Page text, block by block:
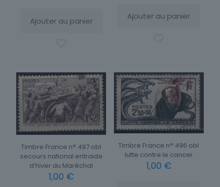
Ajouter au panier Ajouter au panier
Timbre France n° 497 obl
secours national entraide
d’hiver du Maréchal
1,00 €
Timbre France n° 496 obl
lutte contre le cancer
1,00 €